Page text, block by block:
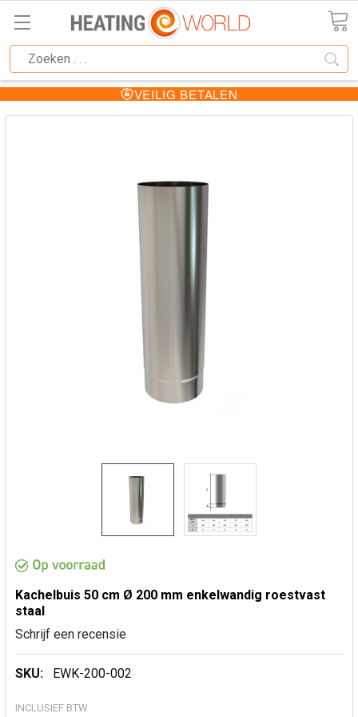
VEILIG BETALEN
Kachelbuis 50 cm Ø 200 mm enkelwandig roestvast
staal
Schrijf een recensie
SKU: EWK-200-002
INCLUSIEF BTW